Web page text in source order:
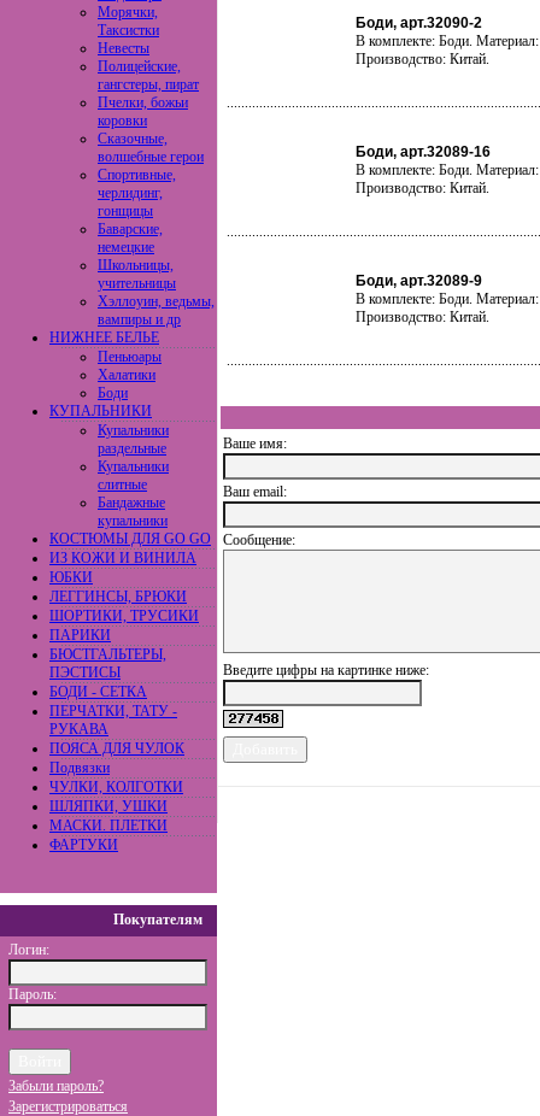
Морячки,
Таксистки
Невесты
Полицейские,
гангстеры, пират
Пчелки, божьи
коровки
Сказочные,
волшебные герои
Спортивные,
черлидинг,
гонщицы
Баварские,
немецкие
Школьницы,
учительницы
Хэллоуин, ведьмы,
вампиры и др
НИЖНЕЕ БЕЛЬЕ
Пеньюары
Халатики
Боди
КУПАЛЬНИКИ
Купальники
раздельные
Купальники
слитные
Бандажные
купальники
КОСТЮМЫ ДЛЯ GO GO
ИЗ КОЖИ И ВИНИЛА
ЮБКИ
ЛЕГГИНСЫ, БРЮКИ
ШОРТИКИ, ТРУСИКИ
ПАРИКИ
БЮСТГАЛЬТЕРЫ,
ПЭСТИСЫ
БОДИ - СЕТКА
ПЕРЧАТКИ, ТАТУ -
РУКАВА
ПОЯСА ДЛЯ ЧУЛОК
Подвязки
ЧУЛКИ, КОЛГОТКИ
ШЛЯПКИ, УШКИ
МАСКИ. ПЛЕТКИ
ФАРТУКИ
Покупателям
Логин:
Пароль:
Забыли пароль?
Зарегистрироваться
Боди, арт.32090-2
В комплекте: Боди.
Производство: Китай.
Боди, арт.32089-16
В комплекте: Боди.
Производство: Китай.
Боди, арт.32089-9
В комплекте: Боди.
Производство: Китай.
Ваше имя:
Ваш еmail:
Сообщение:
Введите цифры на картинке ниже: